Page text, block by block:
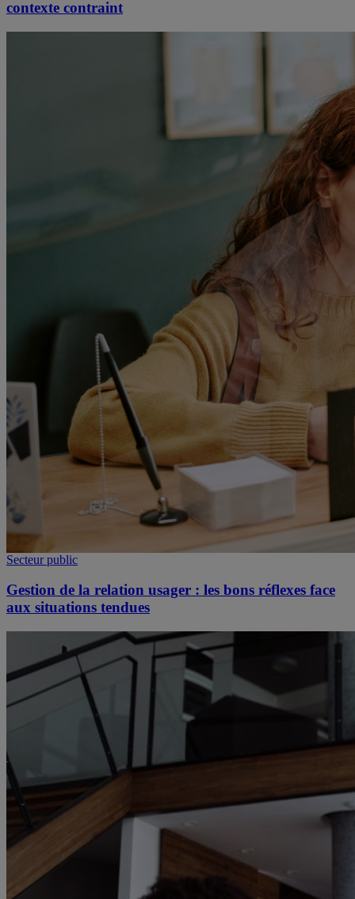
contexte contraint
Secteur public
Gestion de la relation usager : les bons réflexes face
aux situations tendues